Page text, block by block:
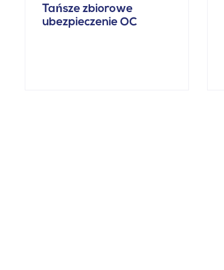
Tańsze zbiorowe
ubezpieczenie OC